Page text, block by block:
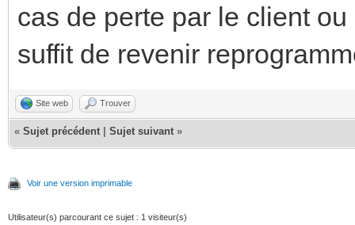
cas de perte par le client
suffit de revenir
Site web Trouver
« Sujet précédent Sujet suivant »
Voir une version imprimable
Utilisateur(s) parcourant ce sujet : 1 visiteur(s)